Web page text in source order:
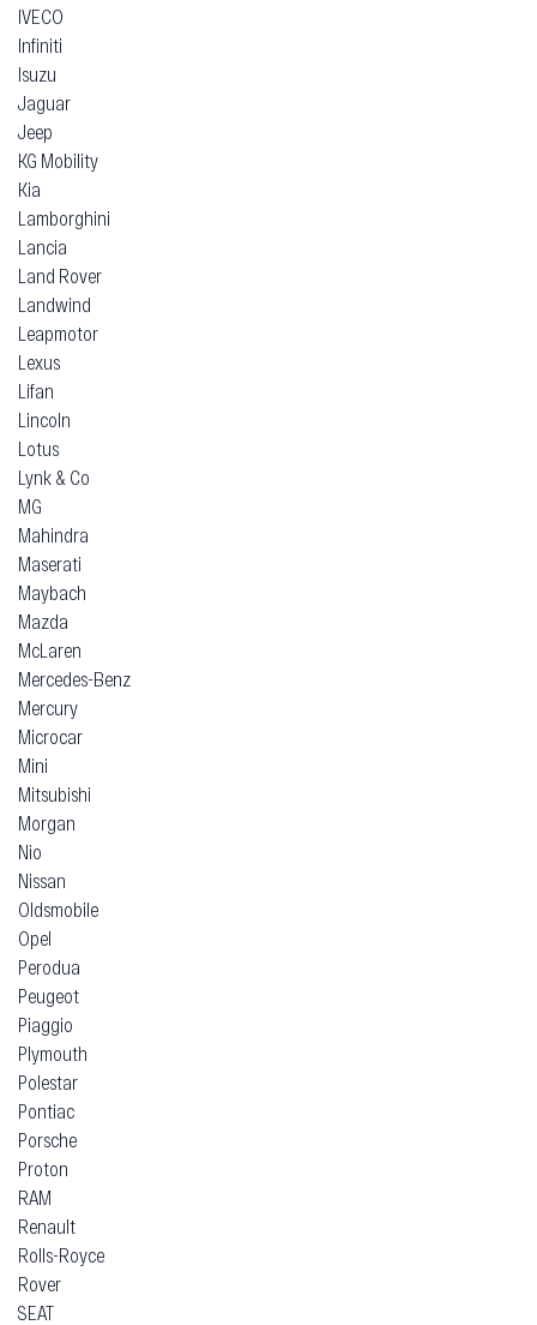
IVECO
Infiniti
Isuzu
Jaguar
Jeep
KG Mobility
Kia
Lamborghini
Lancia
Land Rover
Landwind
Leapmotor
Lexus
Lifan
Lincoln
Lotus
Lynk & Co
MG
Mahindra
Maserati
Maybach
Mazda
McLaren
Mercedes-Benz
Mercury
Microcar
Mini
Mitsubishi
Morgan
Nio
Nissan
Oldsmobile
Opel
Perodua
Peugeot
Piaggio
Plymouth
Polestar
Pontiac
Porsche
Proton
RAM
Renault
Rolls-Royce
Rover
SEAT